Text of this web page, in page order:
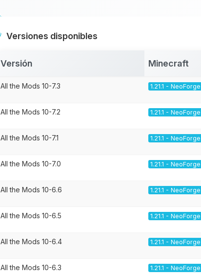
Versiones disponibles
Versión Minecraft
All the Mods 10-7.3 1.21.1 - NeoForge
All the Mods 10-7.2 1.21.1 - NeoForge
All the Mods 10-7.1 1.21.1 - NeoForge
All the Mods 10-7.0 1.21.1 - NeoForge
All the Mods 10-6.6 1.21.1 - NeoForge
All the Mods 10-6.5 1.21.1 - NeoForge
All the Mods 10-6.4 1.21.1 - NeoForge
All the Mods 10-6.3 1.21.1 - NeoForge